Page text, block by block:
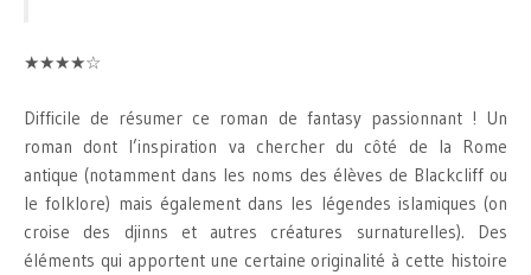
★★★★☆
Difficile de résumer ce roman de fantasy passionnant ! Un
roman dont l’inspiration va chercher du côté de la Rome
antique (notamment dans les noms des élèves de Blackcliff ou
le folklore) mais également dans les légendes islamiques (on
croise des djinns et autres créatures surnaturelles). Des
éléments qui apportent une certaine originalité à cette histoire